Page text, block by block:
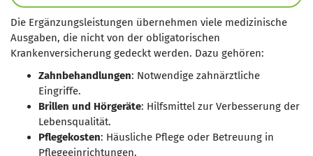
Die Ergänzungsleistungen übernehmen viele medizinische
Ausgaben, die nicht von der obligatorischen
Krankenversicherung gedeckt werden. Dazu gehören:
Zahnbehandlungen: Notwendige zahnärztliche
Eingriffe.
Brillen und Hörgeräte: Hilfsmittel zur Verbesserung der
Lebensqualität.
Pflegekosten: Häusliche Pflege oder Betreuung in
Pflegeeinrichtungen.